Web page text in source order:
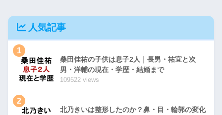
人気記事
1
桑田佳祐の子供は息子2人｜長男・祐宜と次
男・洋輔の現在・学歴・結婚まで
109522 views
2
北乃きいは整形したのか？鼻・目・輪郭の変化